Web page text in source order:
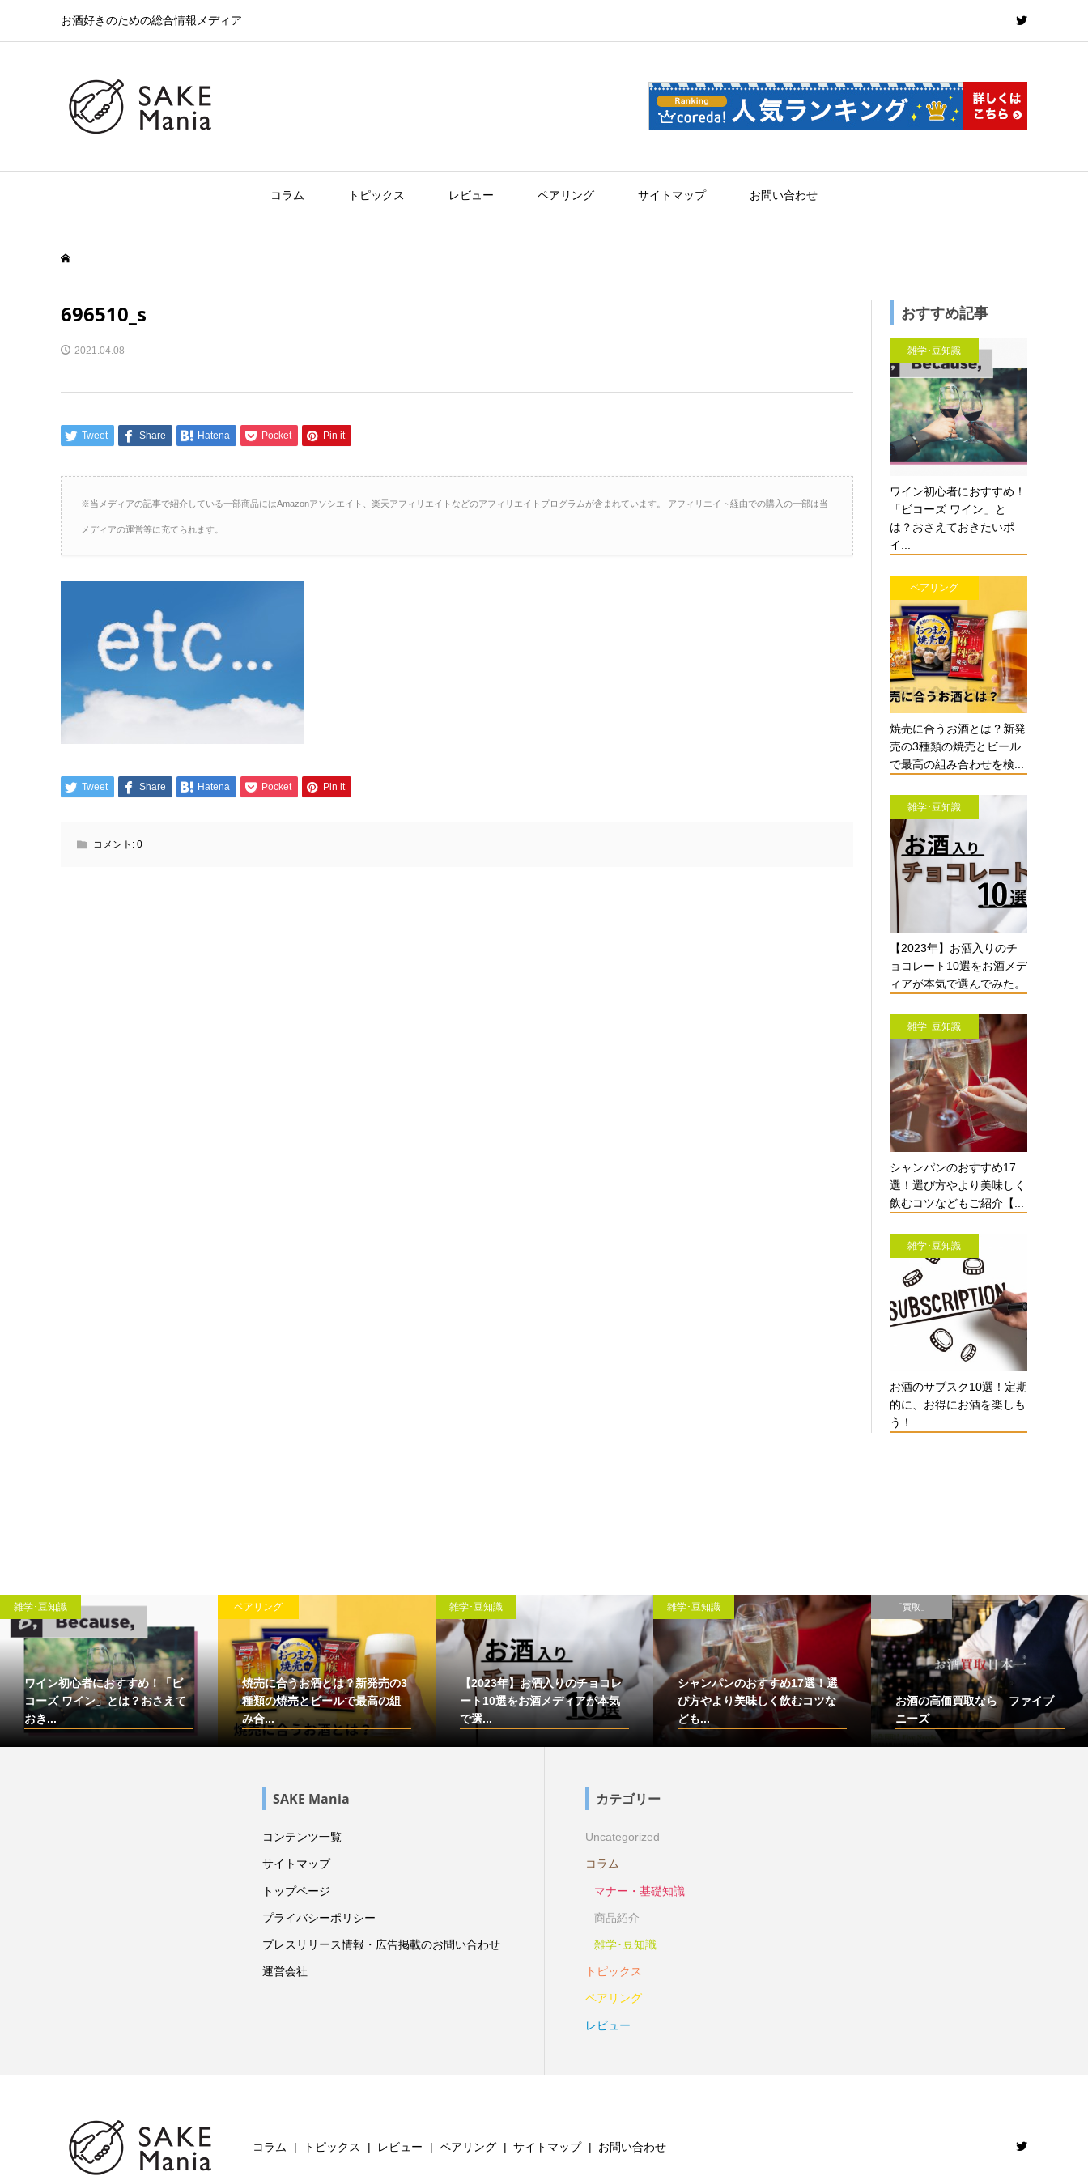
お酒好きのための総合情報メディア
コラム トピックス レビュー ペアリング サイトマップ お問い合わせ
696510_s
2021.04.08
Tweet Share Hatena Pocket Pin it
※当メディアの記事で紹介している一部商品にはAmazonアソシエイト、楽天アフィリエイトなどのアフィリエイトプログラムが含まれています。 アフィリエイト経由での購入の一部は当
メディアの運営等に充てられます。
Tweet Share Hatena Pocket Pin it
コメント: 0
おすすめ記事
雑学･豆知識
ワイン初心者におすすめ！
「ビコーズ ワイン」と
は？おさえておきたいポ
イ...
ペアリング
焼売に合うお酒とは？新発
売の3種類の焼売とビール
で最高の組み合わせを検...
雑学･豆知識
【2023年】お酒入りのチ
ョコレート10選をお酒メデ
ィアが本気で選んでみた。
雑学･豆知識
シャンパンのおすすめ17
選！選び方やより美味しく
飲むコツなどもご紹介【...
雑学･豆知識
お酒のサブスク10選！定期
的に、お得にお酒を楽しも
う！
雑学･豆知識
ワイン初心者におすすめ！「ビ
コーズ ワイン」とは？おさえて
おき...
ペアリング
焼売に合うお酒とは？新発売の3
種類の焼売とビールで最高の組
み合...
雑学･豆知識
【2023年】お酒入りのチョコレ
ート10選をお酒メディアが本気
で選...
雑学･豆知識
シャンパンのおすすめ17選！選
び方やより美味しく飲むコツな
ども...
「買取」
お酒の高価買取なら ファイブ
ニーズ
SAKE Mania
コンテンツ一覧
サイトマップ
トップページ
プライバシーポリシー
プレスリリース情報・広告掲載のお問い合わせ
運営会社
カテゴリー
Uncategorized
コラム
マナー・基礎知識
商品紹介
雑学･豆知識
トピックス
ペアリング
レビュー
コラム トピックス レビュー ペアリング サイトマップ お問い合わせ